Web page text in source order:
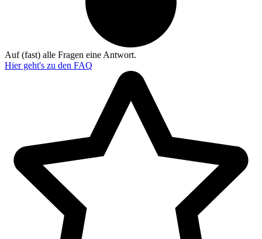
Auf (fast) alle Fragen eine Antwort.
Hier geht's zu den FAQ